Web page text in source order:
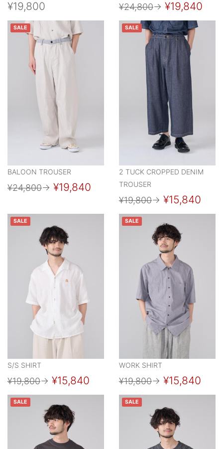
¥19,800 ¥24,800→ ¥19,840
SALE
BALOON TROUSER
¥24,800→ ¥19,840
SALE
2 TUCK CROPPED DENIM
TROUSER
¥19,800→ ¥15,840
SALE
S/S SHIRT
¥19,800→ ¥15,840
SALE
WORK SHIRT
¥19,800→ ¥15,840
SALE SALE